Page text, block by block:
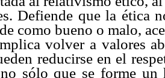
Defiende que la ética
como bueno o malo,
volver a valores
reducirse en el
sólo que se forme un